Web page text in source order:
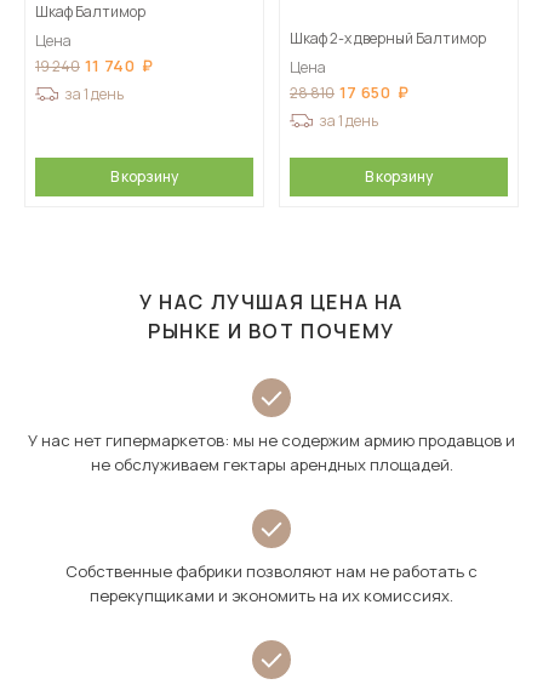
Шкаф Балтимор
Цена
19 240 11 740
за 1 день
В корзину
Шкаф 2-х дверный Балтимор
Цена
28 810 17 650
за 1 день
В корзину
У НАС ЛУЧШАЯ ЦЕНА НА
РЫНКЕ И ВОТ ПОЧЕМУ
У нас нет гипермаркетов: мы не содержим армию продавцов и
не обслуживаем гектары арендных площадей.
Собственные фабрики позволяют нам не работать с
перекупщиками и экономить на их комиссиях.